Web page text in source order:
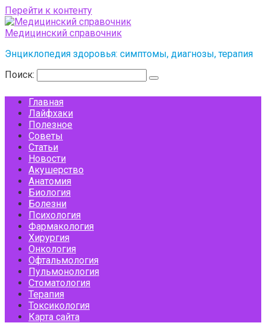
Перейти к контенту
Медицинский справочник
Энциклопедия здоровья: симптомы, диагнозы, терапия
Поиск:
Главная
Лайфхаки
Полезное
Советы
Статьи
Новости
Акушерство
Анатомия
Биология
Болезни
Психология
Фармакология
Хирургия
Онкология
Офтальмология
Пульмонология
Стоматология
Терапия
Токсикология
Карта сайта